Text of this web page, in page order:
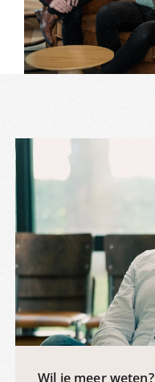
Wil je meer weten?